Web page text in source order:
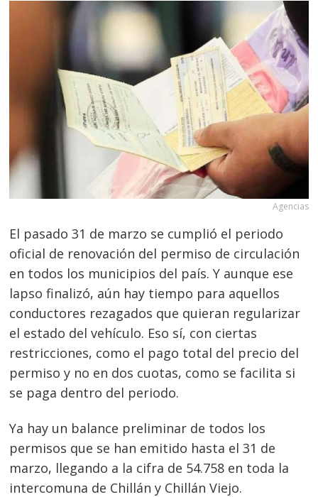
Agencias
El pasado 31 de marzo se cumplió el periodo
oficial de renovación del permiso de circulación
en todos los municipios del país. Y aunque ese
lapso finalizó, aún hay tiempo para aquellos
conductores rezagados que quieran regularizar
el estado del vehículo. Eso sí, con ciertas
restricciones, como el pago total del precio del
permiso y no en dos cuotas, como se facilita si
se paga dentro del periodo.
Ya hay un balance preliminar de todos los
permisos que se han emitido hasta el 31 de
marzo, llegando a la cifra de 54.758 en toda la
intercomuna de Chillán y Chillán Viejo.